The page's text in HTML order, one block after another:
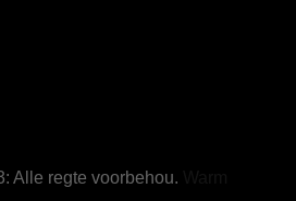
Alle regte voorbehou.